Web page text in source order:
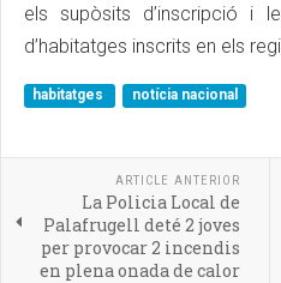
els supòsits d’inscripció i
d’habitatges inscrits en els
habitatges notícia nacional
ARTICLE ANTERIOR
La Policia Local de
Palafrugell deté 2 joves
per provocar 2 incendis
en plena onada de calor